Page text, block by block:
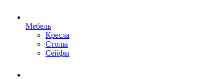
Мебель
Кресла
Столы
Сейфы